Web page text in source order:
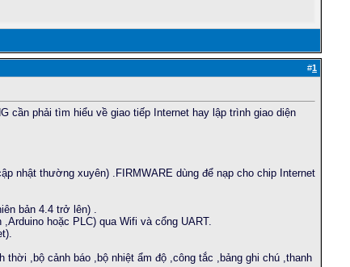
#1
cần phải tìm hiểu về giao tiếp Internet hay lập trình giao diện
nhật thường xuyên) .FIRMWARE dùng để nạp cho chip Internet
bản 4.4 trở lên) .
hoặc PLC) qua Wifi và cổng UART.
,bộ cảnh báo ,bộ nhiệt ẩm độ ,công tắc ,bảng ghi chú ,thanh